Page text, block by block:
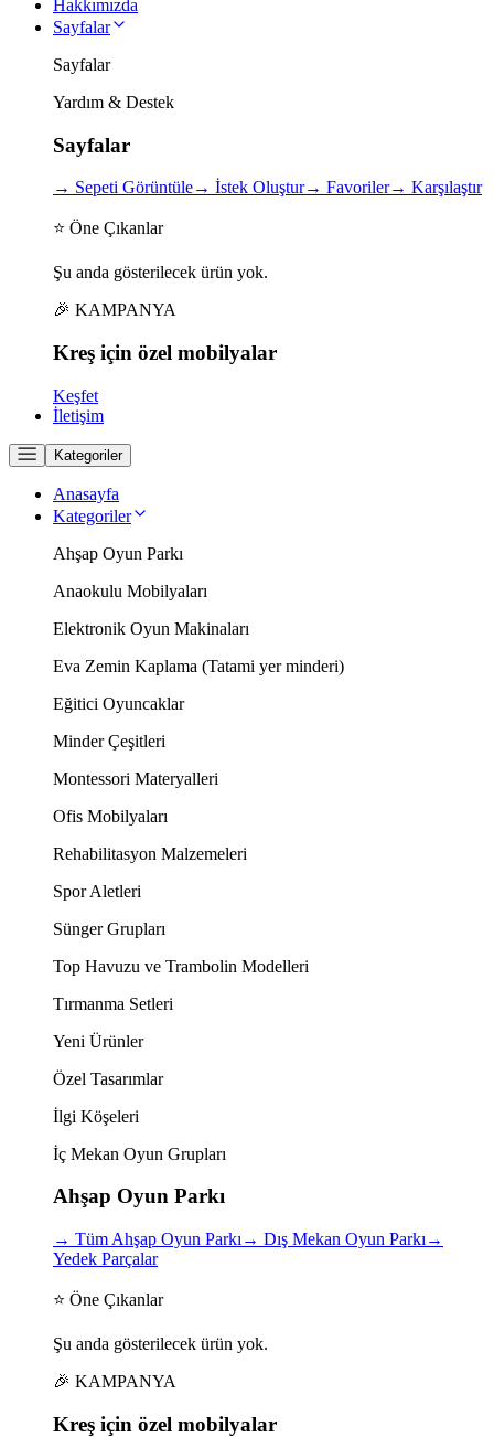
Hakkımızda
Sayfalar
Sayfalar
Yardım & Destek
Sayfalar
→ Sepeti Görüntüle→ İstek Oluştur→ Favoriler→ Karşılaştır
⭐ Öne Çıkanlar
Şu anda gösterilecek ürün yok.
🎉 KAMPANYA
Kreş için özel mobilyalar
Keşfet
İletişim
Kategoriler
Anasayfa
Kategoriler
Ahşap Oyun Parkı
Anaokulu Mobilyaları
Elektronik Oyun Makinaları
Eva Zemin Kaplama (Tatami yer minderi)
Eğitici Oyuncaklar
Minder Çeşitleri
Montessori Materyalleri
Ofis Mobilyaları
Rehabilitasyon Malzemeleri
Spor Aletleri
Sünger Grupları
Top Havuzu ve Trambolin Modelleri
Tırmanma Setleri
Yeni Ürünler
Özel Tasarımlar
İlgi Köşeleri
İç Mekan Oyun Grupları
Ahşap Oyun Parkı
→ Tüm Ahşap Oyun Parkı → Dış Mekan Oyun Parkı →
Yedek Parçalar
⭐ Öne Çıkanlar
Şu anda gösterilecek ürün yok.
🎉 KAMPANYA
Kreş için özel mobilyalar